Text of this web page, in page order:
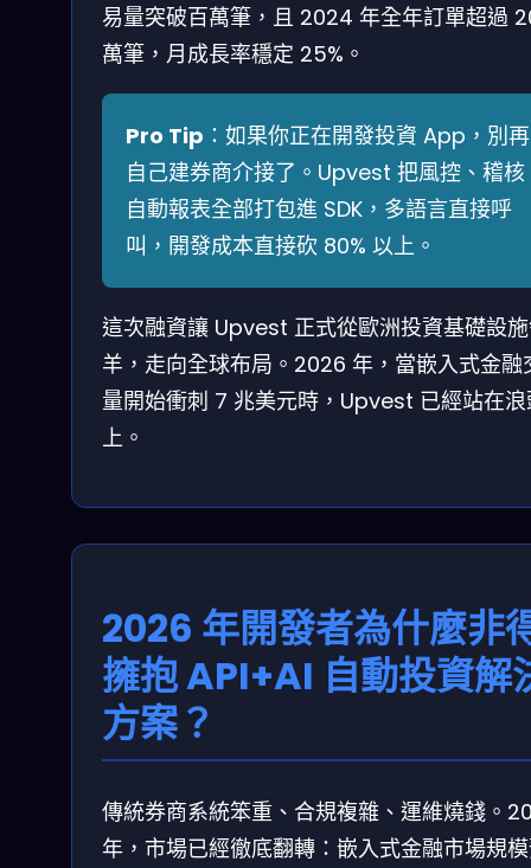
易量突破百萬筆，且 2024 年全年訂單超過
萬筆，月成長率穩定 25%。
Pro Tip ：如果你正在開發投資 App，別再
自己建券商介接了。Upvest 把風控、稽核
自動報表全部打包進 SDK，多語言直接呼
叫，開發成本直接砍 80% 以上。
這次融資讓 Upvest 正式從歐洲投資基礎設
羊，走向全球布局。2026 年，當嵌入式金融
量開始衝刺 7 兆美元時，Upvest 已經站在
上。
2026 年開發者為什麼非
擁抱 API+AI 自動投資解
方案？
傳統券商系統笨重、合規複雜、運維燒錢。
年，市場已經徹底翻轉：嵌入式金融市場規